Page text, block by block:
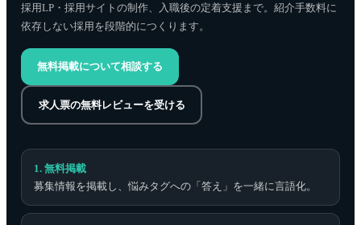
採用LP・採用サイトの制作、入職後の定着支援まで。紹介手数料に
依存しない採用を段階的につくります。
無料掲載について相談する
求人票の無料レビューを受ける
1. 無料掲載
募集情報を掲載し、悩みタグへの「答え」を一緒に言語化。